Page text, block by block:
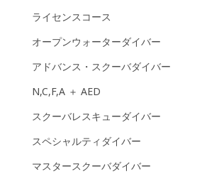
ライセンスコース
オープンウォーターダイバー
アドバンス・スクーバダイバー
N,C,F,A ＋ AED
スクーバレスキューダイバー
スペシャルティダイバー
マスタースクーバダイバー